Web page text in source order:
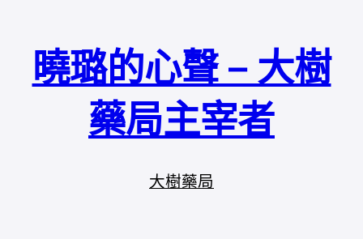
曉璐的心聲 – 大樹
藥局主宰者
大樹藥局